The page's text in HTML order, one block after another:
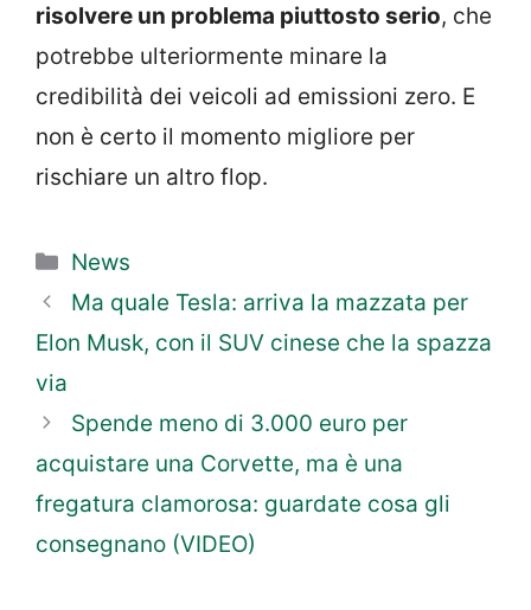
risolvere un problema piuttosto serio, che
potrebbe ulteriormente minare la
credibilità dei veicoli ad emissioni zero. E
non è certo il momento migliore per
rischiare un altro flop.
Categorie
News
Ma quale Tesla: arriva la mazzata per
Elon Musk, con il SUV cinese che la spazza
via
Spende meno di 3.000 euro per
acquistare una Corvette, ma è una
fregatura clamorosa: guardate cosa gli
consegnano (VIDEO)